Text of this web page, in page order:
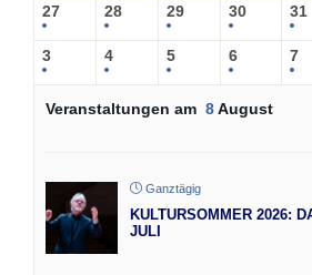
27 28 29 30 31
3 4 5 6 7
Veranstaltungen am 8August
Ganztägig
KULTURSOMMER 2026:
JULI